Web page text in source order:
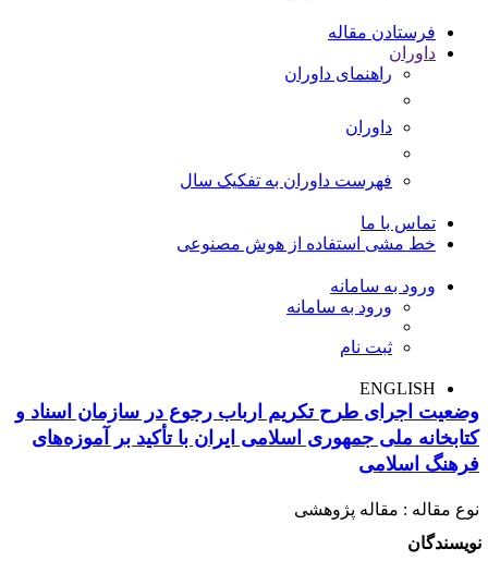
فرستادن مقاله
داوران
راهنمای داوران
داوران
فهرست داوران به تفکیک سال
تماس با ما
خط مشی استفاده از هوش مصنوعی
ورود به سامانه
ورود به سامانه
ثبت نام
ENGLISH
وضعیت اجرای طرح تکریم ارباب رجوع در سازمان اسناد و
کتابخانه ملی جمهوری اسلامی ایران با تأکید بر آموزه‌‌های
فرهنگ اسلامی
نوع مقاله : مقاله پژوهشی
نویسندگان